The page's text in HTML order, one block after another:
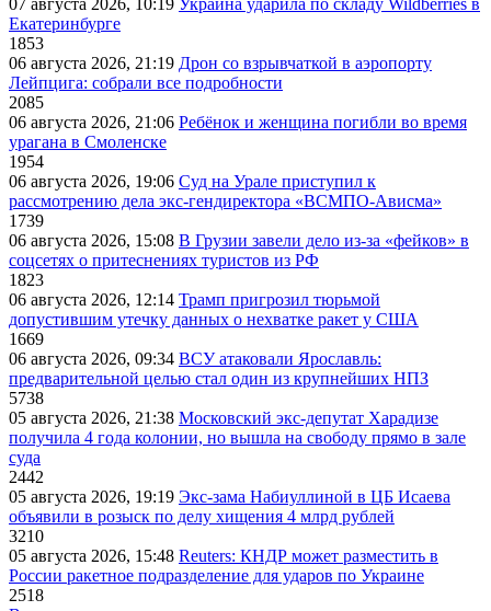
07 августа 2026, 10:19 Украина ударила по складу Wildberries в
Екатеринбурге
1853
06 августа 2026, 21:19 Дрон со взрывчаткой в аэропорту
Лейпцига: собрали все подробности
2085
06 августа 2026, 21:06 Ребёнок и женщина погибли во время
урагана в Смоленске
1954
06 августа 2026, 19:06 Суд на Урале приступил к
рассмотрению дела экс-гендиректора «ВСМПО-Ависма»
1739
06 августа 2026, 15:08 В Грузии завели дело из-за «фейков» в
соцсетях о притеснениях туристов из РФ
1823
06 августа 2026, 12:14 Трамп пригрозил тюрьмой
допустившим утечку данных о нехватке ракет у США
1669
06 августа 2026, 09:34 ВСУ атаковали Ярославль:
предварительной целью стал один из крупнейших НПЗ
5738
05 августа 2026, 21:38 Московский экс-депутат Харадизе
получила 4 года колонии, но вышла на свободу прямо в зале
суда
2442
05 августа 2026, 19:19 Экс-зама Набиуллиной в ЦБ Исаева
объявили в розыск по делу хищения 4 млрд рублей
3210
05 августа 2026, 15:48 Reuters: КНДР может разместить в
России ракетное подразделение для ударов по Украине
2518